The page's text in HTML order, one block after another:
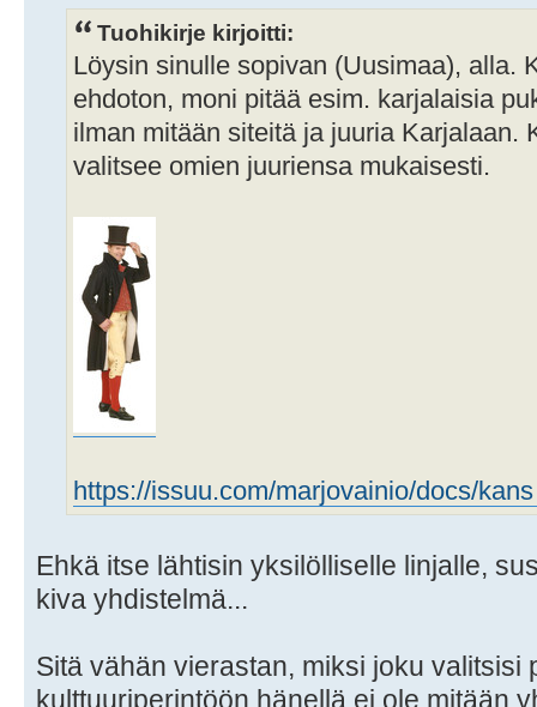
Tuohikirje kirjoitti:
Löysin sinulle sopivan (Uusimaa), alla.
ehdoton, moni pitää esim. karjalaisia
ilman mitään siteitä ja juuria Karjalaan.
valitsee omien juuriensa mukaisesti.
https://issuu.com/marjovainio/docs/
Ehkä itse lähtisin yksilölliselle linjalle,
kiva yhdistelmä...
Sitä vähän vierastan, miksi joku valitsisi
kulttuuriperintöön hänellä ei ole mitään